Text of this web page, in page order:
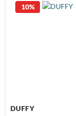
DUFFY
10%